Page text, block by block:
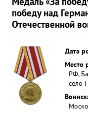
победу над
Отечественной
Дата
Место
РФ,
село